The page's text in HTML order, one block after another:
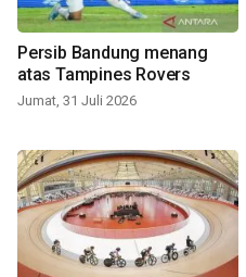
Persib Bandung menang
atas Tampines Rovers
Jumat, 31 Juli 2026